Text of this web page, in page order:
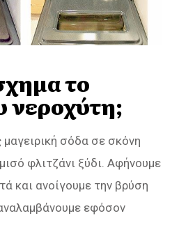
το
νεροχύτη;
μαγειρική σόδα σε σκόνη
φλιτζάνι ξύδι. Αφήνουμε
και ανοίγουμε την βρύση
εφόσον